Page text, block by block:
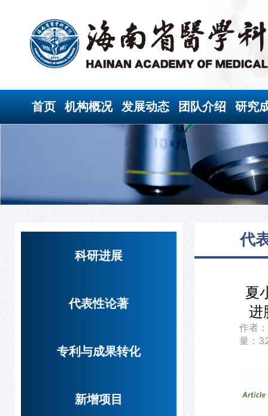
首页 机构概况 发展动态 团队介绍 研究
科研进展
代表性论著
专利与成果转化
新增项目
代
夏
进
作者
量：